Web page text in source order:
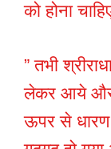
को होना
” तभी
लेकर आये और
ऊपर से धारण